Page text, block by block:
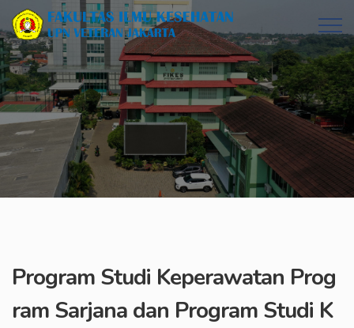
Program Studi Keperawatan Prog
ram Sarjana dan Program Studi K